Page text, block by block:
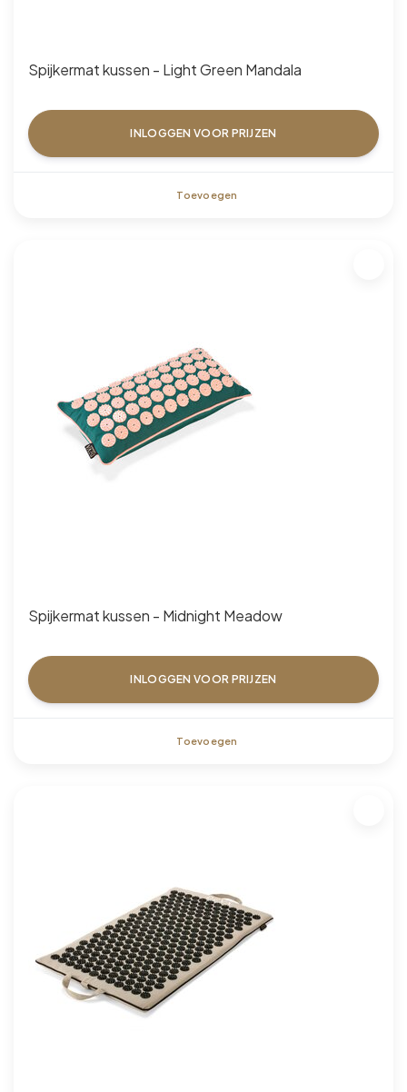
Spijkermat kussen - Light Green Mandala
INLOGGEN VOOR PRIJZEN
Toevoegen
Spijkermat kussen - Midnight Meadow
INLOGGEN VOOR PRIJZEN
Toevoegen